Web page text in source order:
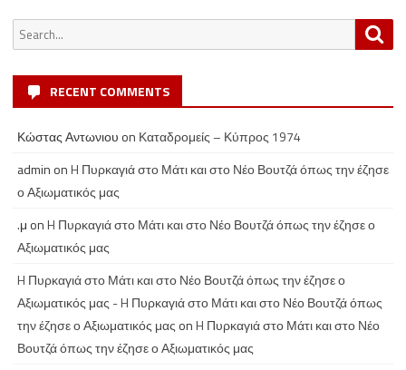
Search
for:
RECENT COMMENTS
Κώστας Αντωνιου on Καταδρομείς – Κύπρος 1974
admin onH Πυρκαγιά στο Μάτι και στο Νέο Βουτζά όπως την έζησε
ο Αξιωματικός μας
.μ onH Πυρκαγιά στο Μάτι και στο Νέο Βουτζά όπως την έζησε ο
Αξιωματικός μας
H Πυρκαγιά στο Μάτι και στο Νέο Βουτζά όπως την έζησε ο
Αξιωματικός μας - H Πυρκαγιά στο Μάτι και στο Νέο Βουτζά όπως
την έζησε ο Αξιωματικός μας onH Πυρκαγιά στο Μάτι και στο Νέο
Βουτζά όπως την έζησε ο Αξιωματικός μας